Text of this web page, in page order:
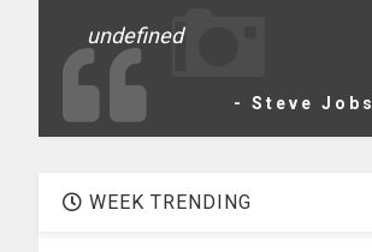
undefined
- Steve Jobs
WEEK TRENDING